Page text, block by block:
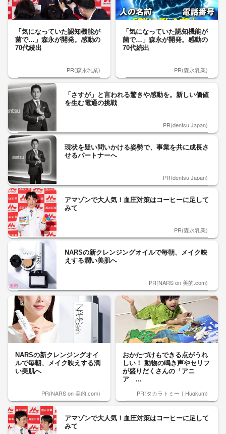
「気になっていた認知機能が
菌で…」森永が開発。感動の
70代続出
PR(森永乳業)
「気になっていた認知機能が
菌で…」森永が開発。感動の
70代続出
PR(森永乳業)
「さすが」と言われる驚きや感動を。新しい価値
を生む電通の挑戦
PR(dentsu Japan)
現状を疑い問いかける姿勢で、事業を共に成長さ
せるパートナーへ
PR(dentsu Japan)
アマゾンで大人気！血圧対策はコーヒーに足して
みて
PR(森永乳業)
NARSの新クレンジングオイルで毎朝、メイク映
えする潤い美肌へ
PR(NARS on 美的.com)
NARSの新クレンジングオイ
ルで毎朝、メイク映えする潤
い美肌へ
PR(NARS on 美的.com)
おかたづけもできる点がうれ
しい！ 動物の鳴き声やセリフ
が盛りだくさんの「アニ
ア ...
PR(タカラトミー｜Hugkum)
アマゾンで大人気！血圧対策はコーヒーに足して
みて